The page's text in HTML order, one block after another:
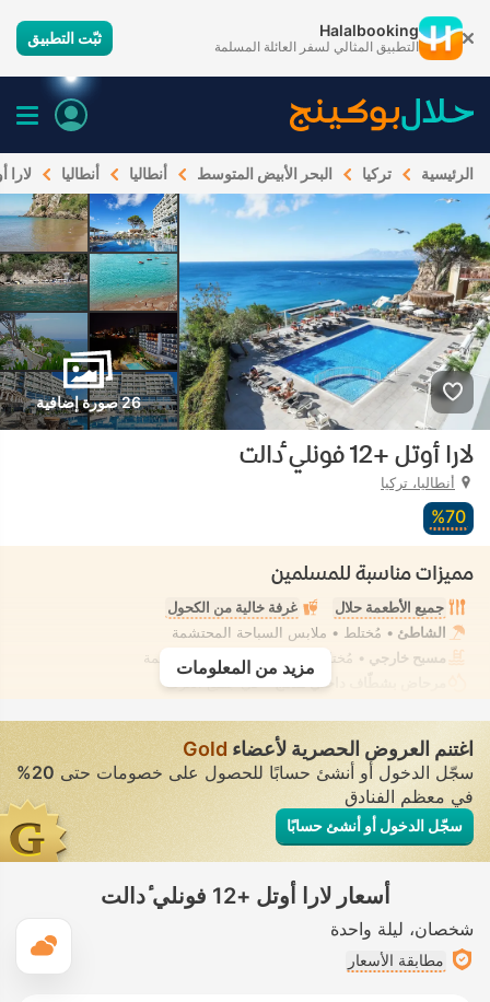
Halalbooking
التطبيق المثالي لسفر العائلة المسلمة ثبّت التطبيق
الرئيسية تركيا البحر الأبيض المتوسط أنطاليا أنطاليا لارا أوتل
26 صورة إضافية
لارا أوتل +12 فونلي ٔدالت
أنطاليا، تركيا
70‏%
مميزات مناسبة للمسلمين
جميع الأطعمة حلال
غرفة خالية من الكحول
الشاطئ • مُختلط • ملابس السباحة المحتشمة
مسبح خارجي • مُختلط • ملابس السباحة المحتشمة
مرحاض بشطّاف داخلي مدمج
• في جميع الغرف
مزيد من المعلومات
اغتنم العروض الحصرية لأعضاء Gold
سجّل الدخول أو أنشئ حسابًا للحصول على خصومات حتى20%
في معظم الفنادق
سجّل الدخول أو أنشئ حسابًا
أسعار لارا أوتل +12 فونلي ٔدالت
شخصان ليلة واحدة
مطابقة الأسعار